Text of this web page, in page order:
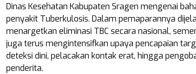
Dinas Kesehatan Kabupaten Sragen mengenai
penyakit Tuberkulosis. Dalam pemaparannya
menargetkan eliminasi TBC secara nasional,
juga terus mengintensifkan upaya pencapaian
deteksi dini, pelacakan kontak erat, hingga
penderita.